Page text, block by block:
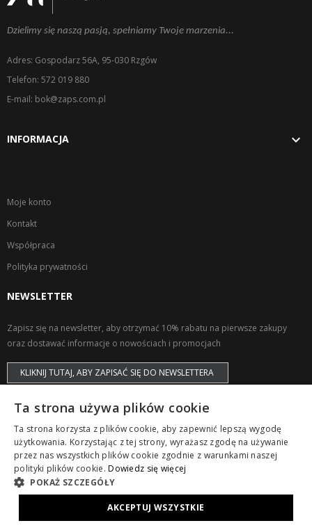
Dzielimy się naszą pasją, spełniamy Twoje marzenia...
Adres: Gospodarz 56A, 95-030 Rzgów
Telefon: 572 019 880
E-mail: bok@zaps.com.pl
INFORMACJA 
Moje konto
Kontakt
Współpraca
Polityka prywatności
NEWSLETTER
Zapisz się na newsletter, aby otrzymać 10% rabatu na pierwsze zakupy
oraz dostawać informacje o nowościach i promocjach
KLIKNIJ TUTAJ, ABY ZAPISAĆ SIĘ DO NEWSLETTERA
Copyright © ZAPS. All Rights Reserved.
Ta strona używa plików cookie
Ta strona korzysta z plików cookie, aby zapewnić lepszą wygodę
użytkowania. Korzystając z tej strony, wyrażasz zgodę na używanie
przez nas wszystkich plików cookie zgodnie z warunkami naszej
polityki plików cookie.Dowiedz się więcej
POKAŻ SZCZEGÓŁY
AKCEPTUJ WSZYSTKIE